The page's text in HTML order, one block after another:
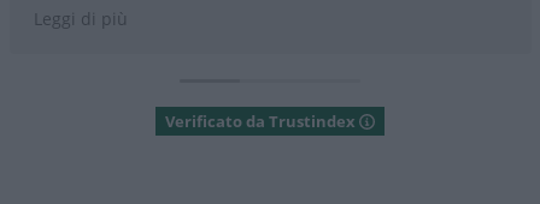
Consigliatissimo
Leggi di più
Verificato da Trustindex